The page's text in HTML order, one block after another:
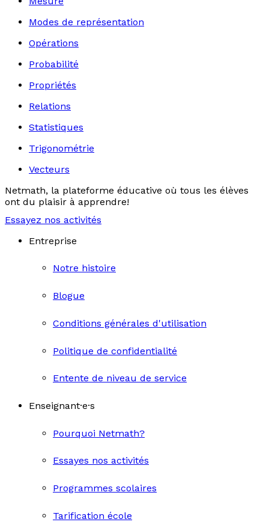
Modes de représentation
Opérations
Probabilité
Propriétés
Relations
Statistiques
Trigonométrie
Vecteurs
Netmath, la plateforme éducative où tous les élèves
ont du plaisir à apprendre!
Essayez nos activités
Entreprise
Notre histoire
Blogue
Conditions générales d'utilisation
Politique de confidentialité
Entente de niveau de service
Enseignant·e·s
Pourquoi Netmath?
Essayes nos activités
Programmes scolaires
Tarification école